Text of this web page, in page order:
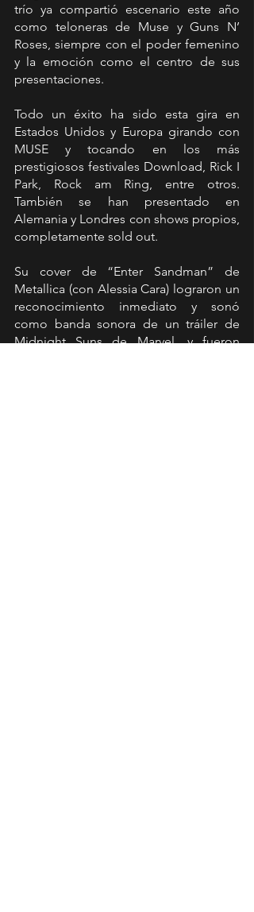
trío ya compartió escenario este año
como teloneras de Muse y Guns N’
Roses, siempre con el poder femenino
y la emoción como el centro de sus
presentaciones.
Todo un éxito ha sido esta gira en
Estados Unidos y Europa girando con
MUSE y tocando en los más
prestigiosos festivales Download, Rick I
Park, Rock am Ring, entre otros.
También se han presentado en
Alemania y Londres con shows propios,
completamente sold out.
Su cover de “Enter Sandman” de
Metallica (con Alessia Cara) lograron un
reconocimiento inmediato y sonó
como banda sonora de un tráiler de
Midnight Suns de Marvel, y fueron